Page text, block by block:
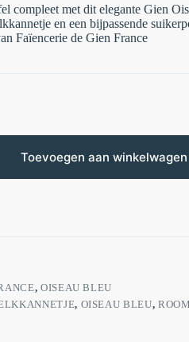
compleet met dit elegante Gien
en een bijpassende
Faïencerie de Gien France
Toevoegen aan winkelwagen
, OISEAU BLEU
, OISEAU BLEU,